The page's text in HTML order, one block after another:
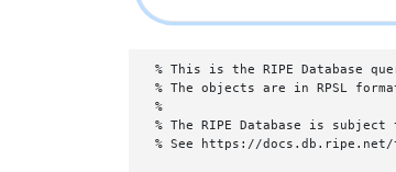
% This is the RIPE Database
% The objects are in RPSL
%
% The RIPE Database is
% See https://